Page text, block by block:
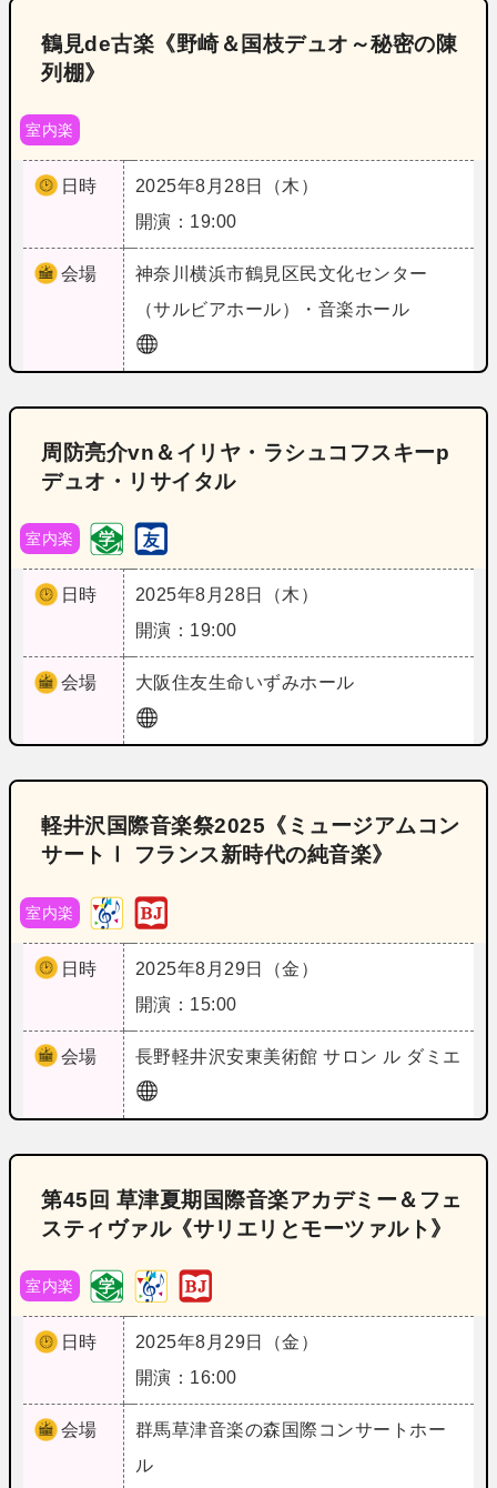
鶴見de古楽《野崎＆国枝デュオ～秘密の陳
列棚》
室内楽
日時
2025年8月28日（木）
開演：19:00
会場 神奈川横浜市鶴見区民文化センター
（サルビアホール）・音楽ホール
周防亮介vn＆イリヤ・ラシュコフスキーp
デュオ・リサイタル
室内楽
日時
2025年8月28日（木）
開演：19:00
会場 大阪住友生命いずみホール
軽井沢国際音楽祭2025《ミュージアムコン
サートⅠ フランス新時代の純音楽》
室内楽
日時
2025年8月29日（金）
開演：15:00
会場 長野軽井沢安東美術館 サロン ル ダミエ
第45回 草津夏期国際音楽アカデミー＆フェ
スティヴァル《サリエリとモーツァルト》
室内楽
日時
2025年8月29日（金）
開演：16:00
会場 群馬草津音楽の森国際コンサートホー
ル